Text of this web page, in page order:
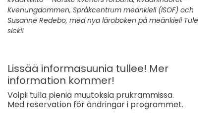
Kvenungdommen, Språkcentrum meänkieli (ISOF) och
Susanne Redebo, med nya läroboken på meänkieli Tule
sieki!
Lissää informasuunia tullee! Mer
information kommer!
Voipii tulla pieniä muutoksia prukrammissa.
Med reservation för ändringar i programmet.